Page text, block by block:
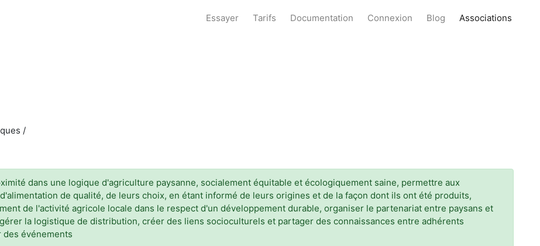
Essayer Tarifs Documentation Connexion Blog Associations
/
dans une logique d'agriculture paysanne, socialement équitable et écologiquement saine, permettre aux
de qualité, de leurs choix, en étant informé de leurs origines et de la façon dont ils ont été produits,
de l'activité agricole locale dans le respect d'un développement durable, organiser le partenariat entre paysans et
la logistique de distribution, créer des liens socioculturels et partager des connaissances entre adhérents
événements